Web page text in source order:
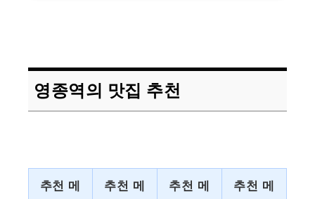
영종역의 맛집 추천
추천 메
추천 메
추천 메
추천 메